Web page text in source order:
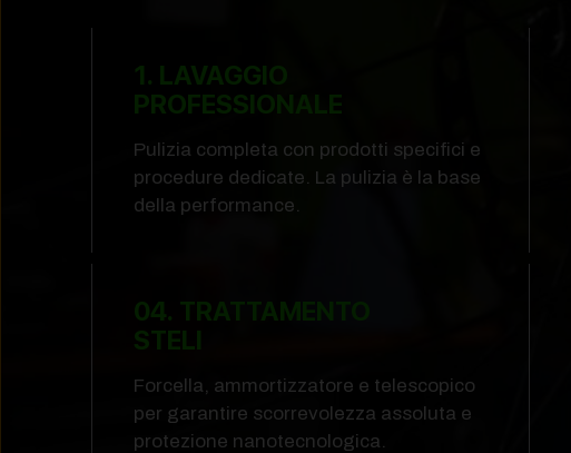
1. LAVAGGIO
PROFESSIONALE
Pulizia completa con prodotti specifici e
procedure dedicate. La pulizia è la base
della performance.
04. TRATTAMENTO
STELI
Forcella, ammortizzatore e telescopico
per garantire scorrevolezza assoluta e
protezione nanotecnologica.